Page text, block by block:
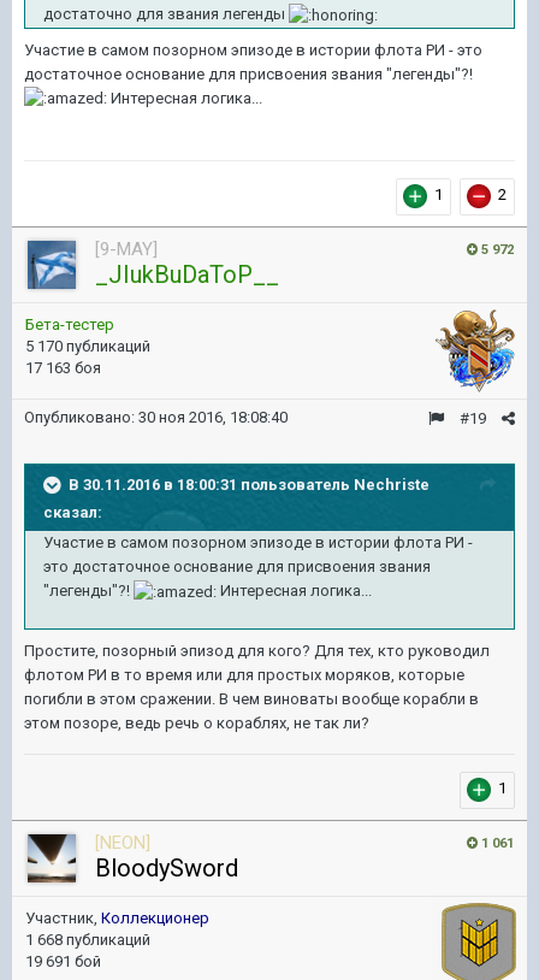
достаточно для звания легенды
Участие в самом позорном эпизоде в истории флота РИ - это
достаточное основание для присвоения звания "легенды"?!
Интересная логика...
1 2
5 972
[9-MAY]
_JIukBuDaToP__
Бета-тестер
5 170 публикаций
17 163 боя
#19
Опубликовано: 30 ноя 2016, 18:08:40
В 30.11.2016 в 18:00:31 пользователь Nechriste
сказал:
Участие в самом позорном эпизоде в истории флота РИ -
это достаточное основание для присвоения звания
"легенды"?!
Интересная логика...
Простите, позорный эпизод для кого? Для тех, кто руководил
флотом РИ в то время или для простых моряков, которые
погибли в этом сражении. В чем виноваты вообще корабли в
этом позоре, ведь речь о кораблях, не так ли?
1
1 061
[NEON]
BloodySword
Участник, Коллекционер
1 668 публикаций
19 691 бой